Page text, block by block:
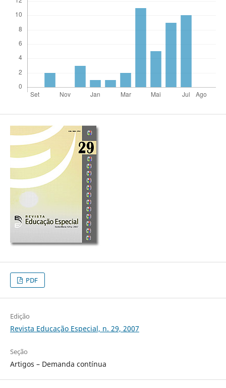
PDF
Edição
Revista Educação Especial, n. 29, 2007
Seção
Artigos – Demanda contínua